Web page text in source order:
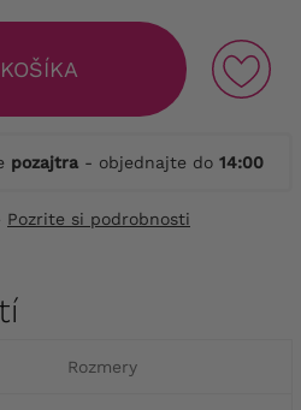
pozajtra - objednajte do 14:00
Pozrite si podrobnosti
Rozmery